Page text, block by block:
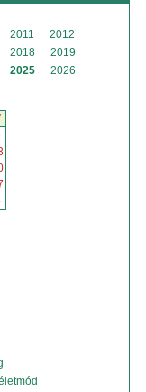
2011
2012
2018
2019
2025 2026